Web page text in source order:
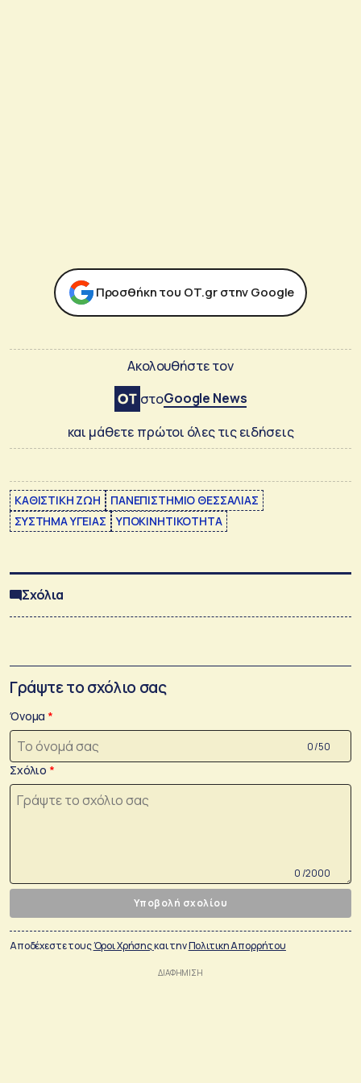
Προσθήκη του ΟΤ.gr στην Google
Ακολουθήστε τον
στοGoogle News
και μάθετε πρώτοι όλες τις ειδήσεις
ΚΑΘΙΣΤΙΚΗ ΖΩΗ
ΠΑΝΕΠΙΣΤΗΜΙΟ ΘΕΣΣΑΛΙΑΣ
ΣΥΣΤΗΜΑ ΥΓΕΙΑΣ
ΥΠΟΚΙΝΗΤΙΚΟΤΗΤΑ
Σχόλια
Γράψτε το σχόλιο σας
Όνομα
0 /50
Σχόλιο
0 /2000
Υποβολή σχολίου
Αποδέχεστε τουςΌροι Χρήσηςκαι τηνΠολιτικη Απορρήτου